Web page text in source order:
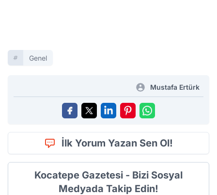
Genel
Mustafa Ertürk
İlk Yorum Yazan Sen Ol!
Kocatepe Gazetesi - Bizi Sosyal
Medyada Takip Edin!